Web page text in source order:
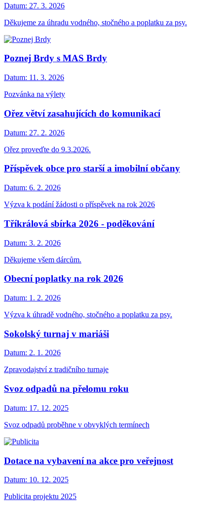
Datum: 27. 3. 2026
Děkujeme za úhradu vodného, stočného a poplatku za psy.
Poznej Brdy s MAS Brdy
Datum: 11. 3. 2026
Pozvánka na výlety
Ořez větví zasahujících do komunikací
Datum: 27. 2. 2026
Ořez proveďte do 9.3.2026.
Příspěvek obce pro starší a imobilní občany
Datum: 6. 2. 2026
Výzva k podání žádosti o příspěvek na rok 2026
Tříkrálová sbírka 2026 - poděkování
Datum: 3. 2. 2026
Děkujeme všem dárcům.
Obecní poplatky na rok 2026
Datum: 1. 2. 2026
Výzva k úhradě vodného, stočného a poplatku za psy.
Sokolský turnaj v mariáši
Datum: 2. 1. 2026
Zpravodajství z tradičního turnaje
Svoz odpadů na přelomu roku
Datum: 17. 12. 2025
Svoz odpadů proběhne v obvyklých termínech
Dotace na vybavení na akce pro veřejnost
Datum: 10. 12. 2025
Publicita projektu 2025